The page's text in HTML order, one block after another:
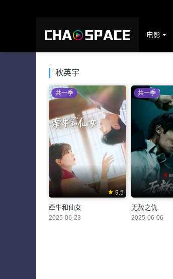
电影
秋英宇
9.5
共一季
牵牛和仙女
2025-06-23
共一季
无赦之仇
2025-06-06